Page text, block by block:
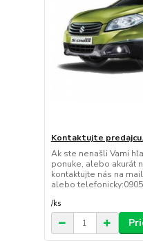
Kontaktujte predajcu.
Ak ste nenašli Vami
ponuke, alebo akurát
kontaktujte nás na
alebo
/ks